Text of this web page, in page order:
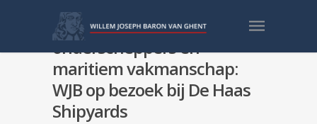
Tussen snelle
onderscheppers en
maritiem vakmanschap:
WJB op bezoek bij De Haas
Shipyards